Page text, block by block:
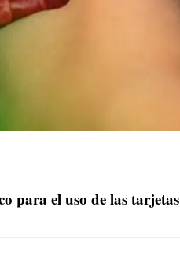
para el uso de las tarjetas